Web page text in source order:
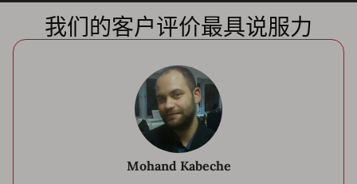
我们的客户评价最具说服力
Mohand Kabeche